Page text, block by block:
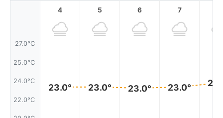
27.0°C
25.0°C
24.0°C
22.0°C
4
23.0°
5
23.0°
6
23.0°
7
23.0°